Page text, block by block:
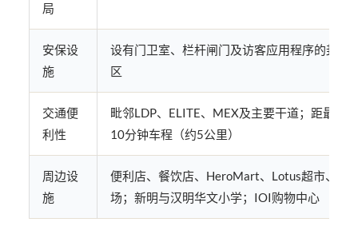
局
安保设
施
设有门卫室、栏杆闸门及访客应用程序的封闭
区
交通便
利性
毗邻LDP、ELITE、MEX及主要干道；距最近
10分钟车程（约5公里）
周边设
施
便利店、餐饮店、HeroMart、Lotus超市、永
场；新明与汉明华文小学；IOI购物中心